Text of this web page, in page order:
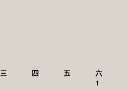
三 四 五
六
1